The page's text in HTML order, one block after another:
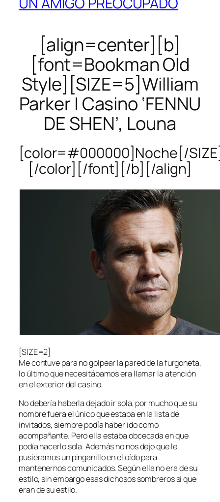
[align=center][b]
[font=Bookman Old
Style][SIZE=5]William
Parker | Casino ‘FENNU
DE SHEN’, Louna
[color=#000000]Noche[/
[/color][/font][/b][/align]
[SIZE=2]
Me contuve para no golpear la pared de la furgoneta,
lo último que necesitábamos era llamar la atención
en el exterior del casino.
No debería haberla dejado ir sola, por mucho que su
nombre fuera el único que estaba en la lista de
invitados, siempre podía haber ido como
acompañante. Pero ella estaba obcecada en que
podía hacerlo sola. Además no nos dejo que le
pusiéramos un pinganillo en el oído para
mantenernos comunicados. Según ella no era de su
estilo, sin embargo esas dichosos sombreros si que
eran de su estilo.